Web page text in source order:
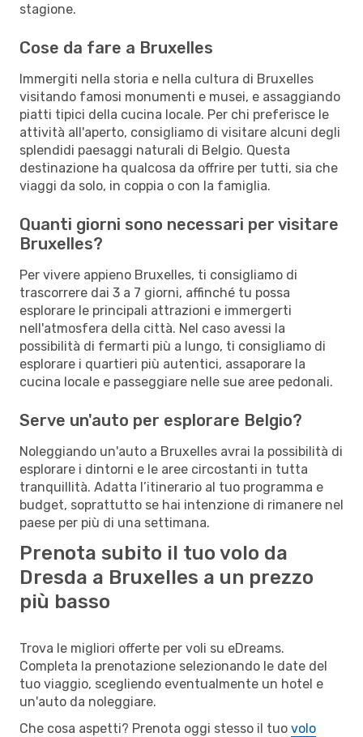
stagione.
Cose da fare a Bruxelles
Immergiti nella storia e nella cultura di Bruxelles
visitando famosi monumenti e musei, e assaggiando
piatti tipici della cucina locale. Per chi preferisce le
attività all'aperto, consigliamo di visitare alcuni degli
splendidi paesaggi naturali di Belgio. Questa
destinazione ha qualcosa da offrire per tutti, sia che
viaggi da solo, in coppia o con la famiglia.
Quanti giorni sono necessari per visitare
Bruxelles?
Per vivere appieno Bruxelles, ti consigliamo di
trascorrere dai 3 a 7 giorni, affinché tu possa
esplorare le principali attrazioni e immergerti
nell'atmosfera della città. Nel caso avessi la
possibilità di fermarti più a lungo, ti consigliamo di
esplorare i quartieri più autentici, assaporare la
cucina locale e passeggiare nelle sue aree pedonali.
Serve un'auto per esplorare Belgio?
Noleggiando un'auto a Bruxelles avrai la possibilità di
esplorare i dintorni e le aree circostanti in tutta
tranquillità. Adatta l’itinerario al tuo programma e
budget, soprattutto se hai intenzione di rimanere nel
paese per più di una settimana.
Prenota subito il tuo volo da
Dresda a Bruxelles a un prezzo
più basso
Trova le migliori offerte per voli su eDreams.
Completa la prenotazione selezionando le date del
tuo viaggio, scegliendo eventualmente un hotel e
un'auto da noleggiare.
Che cosa aspetti? Prenota oggi stesso il tuo volo